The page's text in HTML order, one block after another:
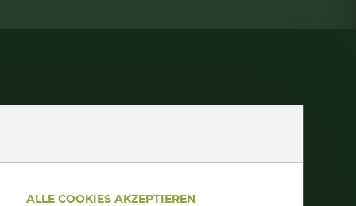
ALLE COOKIES AKZEPTIEREN